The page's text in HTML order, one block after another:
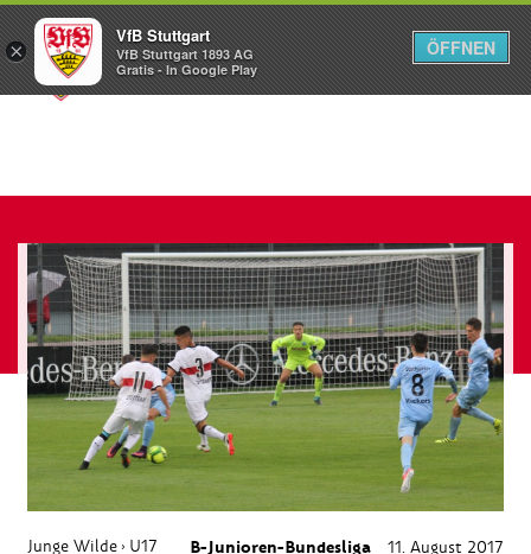
Menü
Junge Wilde › U17 B-Junioren-Bundesliga 11. August 2017
×
VfB Stuttgart
VfB Stuttgart 1893 AG
Gratis - In Google Play
ÖFFNEN